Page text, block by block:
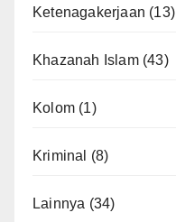
Ketenagakerjaan (13)
Khazanah Islam(43)
Kolom (1)
Kriminal (8)
Lainnya (34)